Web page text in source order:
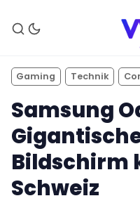
Gaming Technik
Samsung
Bildschirm
Schweiz